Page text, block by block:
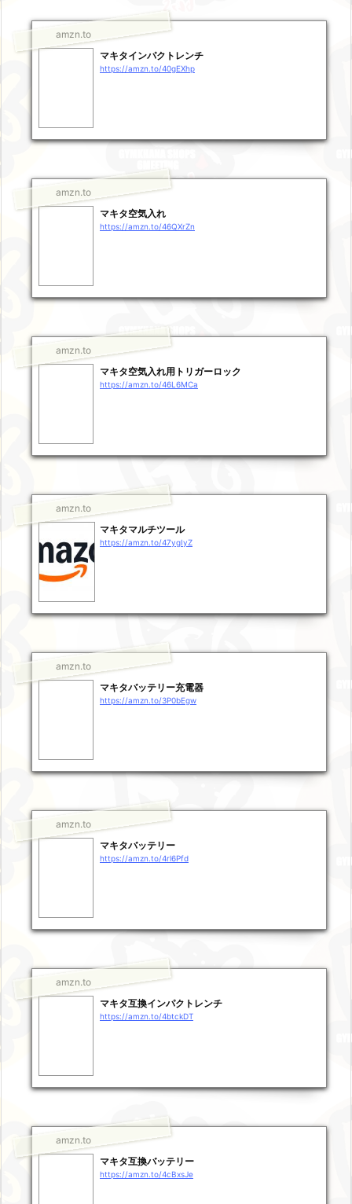
amzn.to
マキタインパクトレンチ
https://amzn.to/40gEXhp
amzn.to
マキタ空気入れ
https://amzn.to/46QXrZn
amzn.to
マキタ空気入れ用トリガーロック
https://amzn.to/46L6MCa
amzn.to
マキタマルチツール
https://amzn.to/47ygIyZ
amzn.to
マキタバッテリー充電器
https://amzn.to/3P0bEgw
amzn.to
マキタバッテリー
https://amzn.to/4rl6Pfd
amzn.to
マキタ互換インパクトレンチ
https://amzn.to/4btckDT
amzn.to
マキタ互換バッテリー
https://amzn.to/4cBxsJe